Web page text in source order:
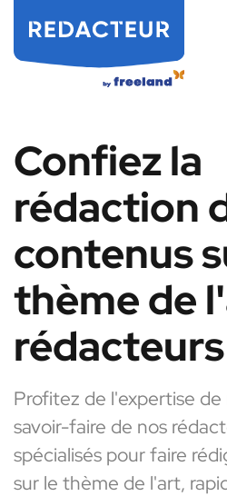
Confiez la
rédaction
contenus
thème de
rédacteurs
Profitez de l'expertise
savoir-faire de nos
spécialisés pour faire
sur le thème de l'art,